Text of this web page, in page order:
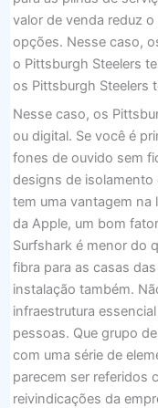
valor de venda reduz
opções. Nesse caso,
o Pittsburgh Steelers
os Pittsburgh Steelers
Nesse caso, os
ou digital. Se você é
fones de ouvido sem
designs de isolamento
tem uma vantagem na
da Apple, um bom
Surfshark é menor do
fibra para as casas
instalação também.
infraestrutura
pessoas. Que grupo
com uma série de
parecem ser referidos
reivindicações da